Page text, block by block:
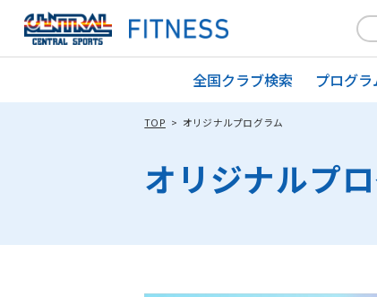
全国クラブ検索 プログラ
TOP オリジナルプログラム
オリジナルプ